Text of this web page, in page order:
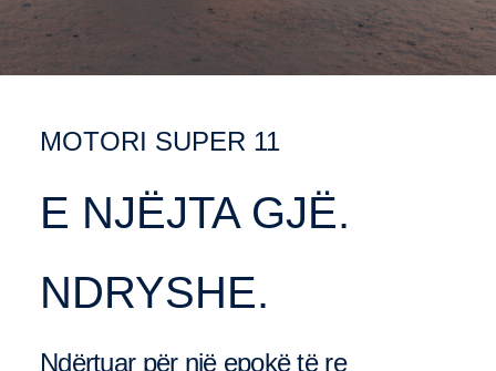
MOTORI SUPER 11
E NJËJTA GJË.
NDRYSHE.
Ndërtuar për një epokë të re